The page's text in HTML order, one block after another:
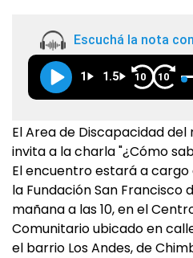
Escuchá la nota
1 1.5 10 10
El Area de Discapacidad
invita a la charla "¿Cómo
El encuentro estará a
la Fundación San Francisco
mañana a las 10, en el
Comunitario ubicado en
el barrio Los Andes, de